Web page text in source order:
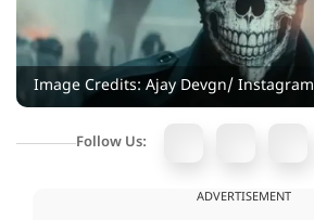
Image Credits: Ajay Devgn/ Instagram
Follow Us:
ADVERTISEMENT